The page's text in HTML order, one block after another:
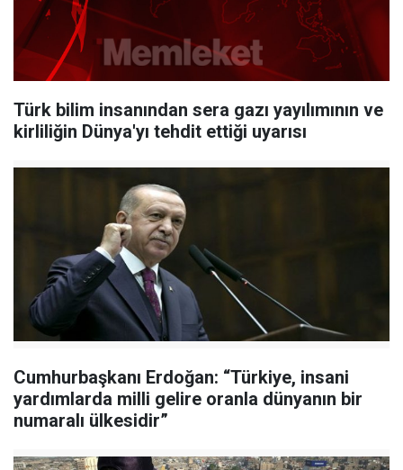
Türk bilim insanından sera gazı yayılımının ve
kirliliğin Dünya'yı tehdit ettiği uyarısı
Cumhurbaşkanı Erdoğan: “Türkiye, insani
yardımlarda milli gelire oranla dünyanın bir
numaralı ülkesidir”